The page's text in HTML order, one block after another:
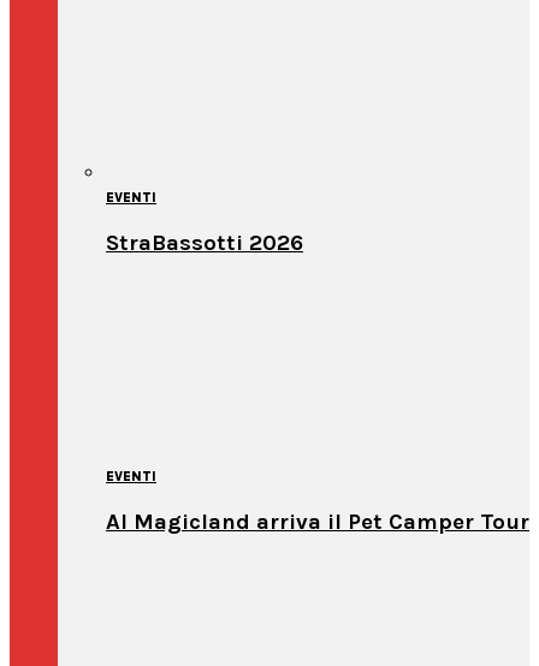
EVENTI
StraBassotti 2026
EVENTI
Al Magicland arriva il Pet Camper Tour